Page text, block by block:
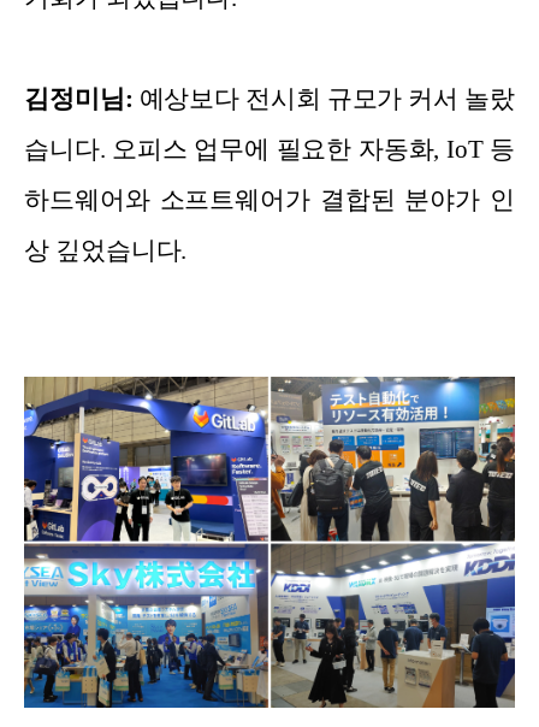
김정미님: 예상보다 전시회 규모가 커서 놀랐
습니다. 오피스 업무에 필요한 자동화, IoT 등
하드웨어와 소프트웨어가 결합된 분야가 인
상 깊었습니다.